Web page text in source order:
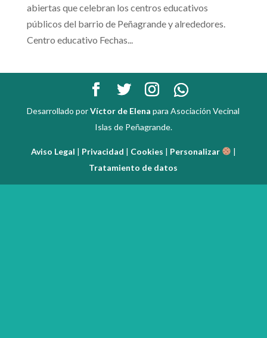
abiertas que celebran los centros educativos
públicos del barrio de Peñagrande y alrededores.
Centro educativo Fechas...
Desarrollado porVíctor de Elena para Asociación Vecinal
Islas de Peñagrande.
Aviso Legal | Privacidad | Cookies | Personalizar
|
Tratamiento de datos